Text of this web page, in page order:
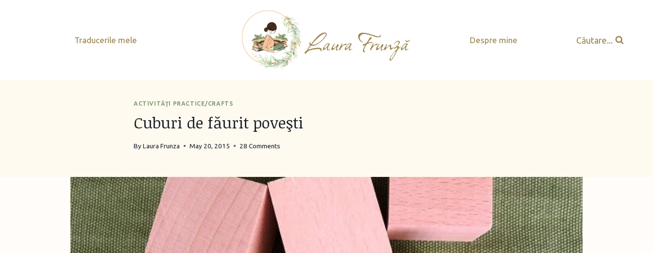
Traducerile mele
Despre mine Căutare...
ACTIVITĂŢI PRACTICE/CRAFTS
Cuburi de făurit poveşti
ByLaura Frunza May 20, 2015 28 Comments